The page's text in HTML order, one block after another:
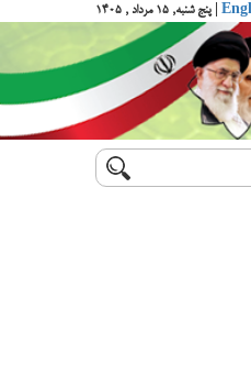
| پنج شنبه, ۱۵ مرداد , ۱۴۰۵